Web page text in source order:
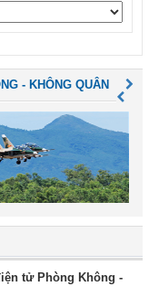
- KHÔNG QUÂN
tử Phòng Không -